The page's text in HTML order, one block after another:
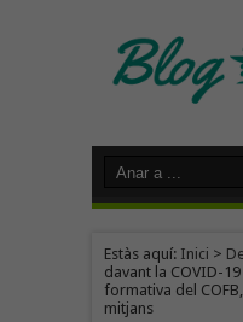
Estàs aquí: Inici >
davant la COVID-
formativa del
mitjans